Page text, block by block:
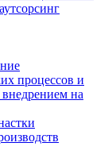
процессов и
на